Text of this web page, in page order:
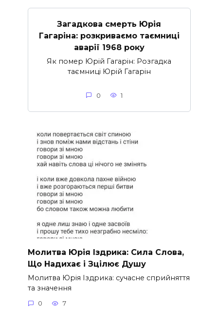
Загадкова смерть Юрія
Гагаріна: розкриваємо таємниці
аварії 1968 року
Як помер Юрій Гагарін: Розгадка
таємниці Юрій Гагарін
0 1
Молитва Юрія Іздрика: Сила Слова,
Що Надихає і Зцілює Душу
Молитва Юрія Іздрика: сучасне сприйняття
та значення
0 7